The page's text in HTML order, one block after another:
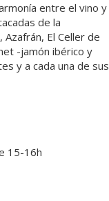
entre el vino y
de la
Azafrán, El Celler de
-jamón ibérico y
y a cada una de sus
15-16h